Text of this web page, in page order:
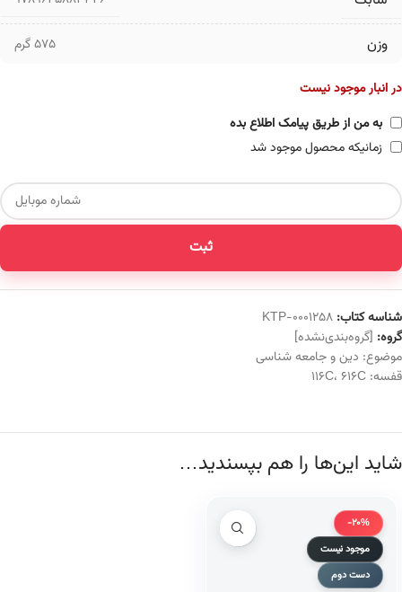
وزن 575 گرم
در انبار موجود نیست
به من از طریق پیامک اطلاع بده
زمانیکه محصول موجود شد
ثبت
شناسه کتاب: KTP-0001258
گروه: [گروه‌بندی‌نشده]
موضوع: دین و جامعه شناسی
قفسه:
116C، 616C
شاید این‌ها را هم بپسندید…
-20%
موجود نیست
دست دوم